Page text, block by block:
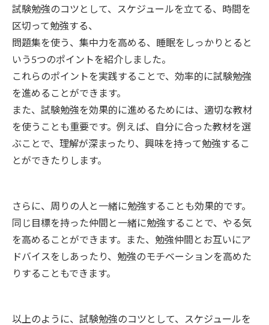
試験勉強のコツとして、スケジュールを立てる、時間を
区切って勉強する、
問題集を使う、集中力を高める、睡眠をしっかりとると
いう5つのポイントを紹介しました。
これらのポイントを実践することで、効率的に試験勉強
を進めることができます。
また、試験勉強を効果的に進めるためには、適切な教材
を使うことも重要です。例えば、自分に合った教材を選
ぶことで、理解が深まったり、興味を持って勉強するこ
とができたりします。
さらに、周りの人と一緒に勉強することも効果的です。
同じ目標を持った仲間と一緒に勉強することで、やる気
を高めることができます。また、勉強仲間とお互いにア
ドバイスをしあったり、勉強のモチベーションを高めた
りすることもできます。
以上のように、試験勉強のコツとして、スケジュールを